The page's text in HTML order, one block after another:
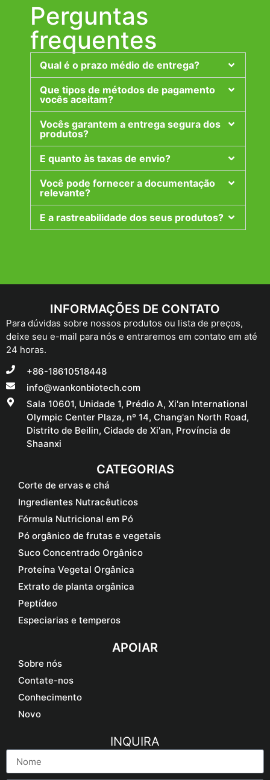
Perguntas
frequentes
Qual é o prazo médio de entrega?
Que tipos de métodos de pagamento
vocês aceitam?
Vocês garantem a entrega segura dos
produtos?
E quanto às taxas de envio?
Você pode fornecer a documentação
relevante?
E a rastreabilidade dos seus produtos?
INFORMAÇÕES DE CONTATO
Para dúvidas sobre nossos produtos ou lista de preços,
deixe seu e-mail para nós e entraremos em contato em até
24 horas.
+86-18610518448
info@wankonbiotech.com
Sala 10601, Unidade 1, Prédio A, Xi'an International
Olympic Center Plaza, nº 14, Chang'an North Road,
Distrito de Beilin, Cidade de Xi'an, Província de
Shaanxi
CATEGORIAS
Corte de ervas e chá
Ingredientes Nutracêuticos
Fórmula Nutricional em Pó
Pó orgânico de frutas e vegetais
Suco Concentrado Orgânico
Proteína Vegetal Orgânica
Extrato de planta orgânica
Peptídeo
Especiarias e temperos
APOIAR
Sobre nós
Contate-nos
Conhecimento
Novo
INQUIRA